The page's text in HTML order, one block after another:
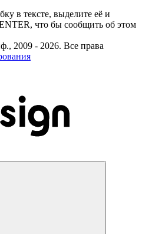
в тексте, выделите её и
что бы сообщить об этом
2009 - 2026. Все права